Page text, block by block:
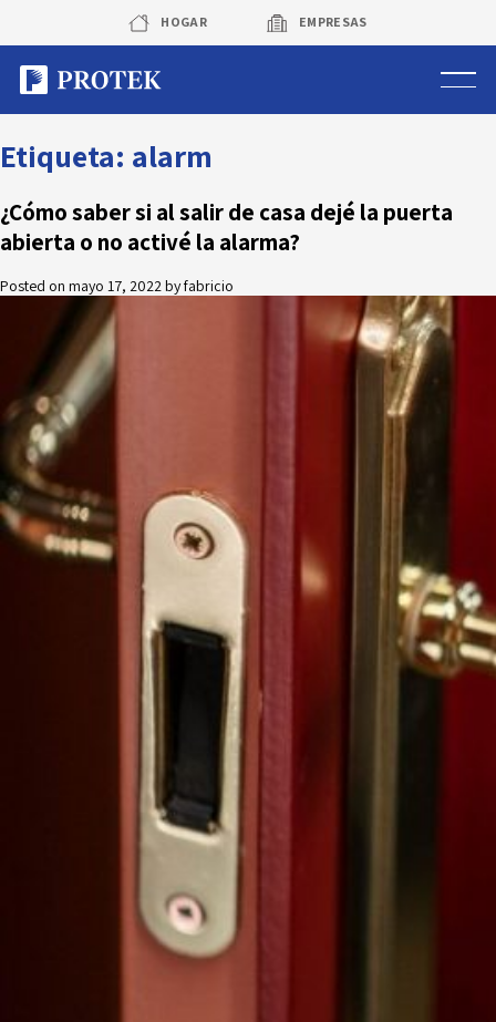
content
HOGAR EMPRESAS
Sistema de cámaras
Trabaja con nosotros
Novedades
Faq
Contacto
Área de clientes
Etiqueta: alarm
¿Cómo saber si al salir de casa dejé la puerta
abierta o no activé la alarma?
Posted on mayo 17, 2022byfabricio